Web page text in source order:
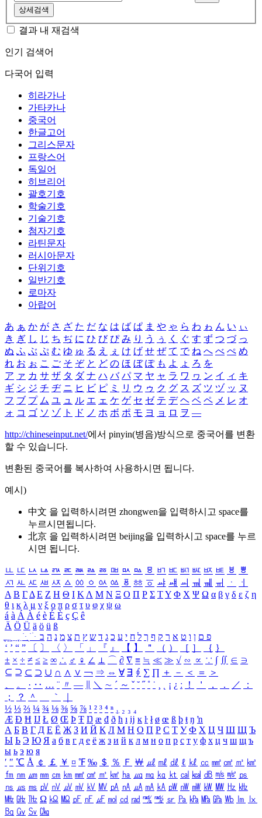
상세검색
결과 내 재검색
인기 검색어
다국어 입력
히라가나
가타카나
중국어
한글고어
그리스문자
프랑스어
독일어
히브리어
괄호기호
학술기호
기술기호
첨자기호
라틴문자
러시아문자
단위기호
일반기호
로마자
아랍어
あ ぁ か が さ ざ た だ な は ば ぱ ま や ゃ ら わ ゎ ん い ぃ
き ぎ し じ ち ぢ に ひ び ぴ み り う ぅ く ぐ す ず つ づ っ
ぬ ふ ぶ ぷ む ゆ ゅ る え ぇ け げ せ ぜ て で ね へ べ ぺ め
れ お ぉ こ ご そ ぞ と ど の ほ ぼ ぽ も よ ょ ろ を
ア ァ カ サ ザ タ ダ ナ ハ バ パ マ ヤ ャ ラ ワ ヮ ン イ ィ キ
ギ シ ジ チ ヂ ニ ヒ ビ ピ ミ リ ウ ゥ ク グ ス ズ ツ ヅ ッ ヌ
フ ブ プ ム ユ ュ ル エ ェ ケ ゲ セ ゼ テ デ ヘ ベ ペ メ レ オ
ォ コ ゴ ソ ゾ ト ド ノ ホ ボ ポ モ ヨ ョ ロ ヲ ―
http://chineseinput.net/에서 pinyin(병음)방식으로 중국어를 변환
할 수 있습니다.
변환된 중국어를 복사하여 사용하시면 됩니다.
예시)
中文 을 입력하시려면 zhongwen을 입력하시고 space를
누르시면됩니다.
北京 을 입력하시려면 beijing을 입력하시고 space를 누르
시면 됩니다.
ㅥ ㅦ ㅧ ㅨ ㅩ ㅪ ㅫ ㅬ ㅭ ㅮ ㅯ ㅰ ㅱ ㅲ ㅳ ㅴ ㅵ ㅶ ㅷ ㅸ
ㅹ
ㅺ ㅻ ㅼ ㅽ ㅾ ㅿ ㆀ ㆁ ㆂ ㆃ ㆄ ㆅ ㆆ ㆇ ㆈ ㆉ ㆊ ㆋ ㆌ ㆍ
ㆎ
Α Β ΓΔ Ε Ζ Η Θ Ι ΚΛ Μ Ν Ξ Ο Π Ρ Σ ΤΥ Φ Χ Ψ Ω α β γ δ ε ζ η
θ ι κ λ μ ν ξ ο π ρ σ τ υ φ χ ψ ω
á à Á À é è É È ç Ç ê
Ä Ö Ü ä ö ü ß
ִֶֹ ֻּ ׁׂ פ ם ן ו ט א ר ק ף ך ל ח י ע כ ג ד ש ץ ת צ מ נ ה ב
‘ ’ “ ” 〔 〕 〈 〉 「 」 『 』 【 】 ＂ （ ） ［ ］ ｛ ｝
± × ÷ ≠ ≤ ≥ ∞ ∴ ♂ ♀ ∠ ⊥ ⌒ ∂ ∇ ≡ ≒ ≪ ≫ √ ∽ ∝ ∵ ∫ ∬ ∈ ∋
⊆ ⊇ ⊂ ⊃ ∪ ∩ ∧ ∨ ￢ ⇒ ⇔ ∀ ∃ ∮ ∑ ∏ ＋ － ＜ ＝
＞
、
。 · ‥ … ¨ 〃 ― ＼ ∼ ´ ～ ˇ ˘ ˝ ˚ ˙ ¸ ¡ ¿ ː ！ ＇ ， ． ／
：
；
？ ＾ ｀
½ ⅓ ⅔ ¼ ¾ ⅛ ⅜ ⅝ ⅞ ¹ ² ³ ⁴ ⁿ ₁ ₂ ₃ ₄
Æ Ð Ħ Ĳ Ł Ø Œ Þ Ŧ Ŋ æ đ ð ħ ı ĳ ĸ ŀ ł ø œ ß þ ŧ ŋ ŉ
А Б В Г Д Е Ё Ж З И Й К Л М Н О П Р С Т У Ф Х Ц Ч Ш Щ Ъ
Ы Ь Э Ю Я а б в г д е ё ж з и й к л м н о п р с т у ф х ц ч ш щ ъ
ы ь э ю я
′ ″ ℃ Å ￠ ￡ ￥ ¤ ℉ ‰ ＄ ％ Ｆ ￦ ㎕ ㎖ ㎗ ℓ ㎘ ㏄ ㎣ ㎤ ㎥ ㎦
㎙ ㎚ ㎛ ㎜ ㎝ ㎞ ㎟ ㎠ ㎡ ㎢ ㏊ ㎍ ㎎ ㎏ ㏏ ㎈ ㎉ ㏈ ㎧ ㎨ ㎰
㎱ ㎲ ㎳ ㎴ ㎵ ㎶ ㎷ ㎸ ㎹ ㎀ ㎁ ㎂ ㎃ ㎄ ㎺ ㎻ ㎽ ㎾ ㎿ ㎐ ㎑
㎒ ㎓ ㎔ Ω ㏀ ㏁ ㎊ ㎋ ㎌ ㏖ ㏅ ㎭ ㎮ ㎯ ㏛ ㎩ ㎪ ㎫ ㎬ ㏝ ㏐
㏓
㏃ ㏉ ㏜ ㏆